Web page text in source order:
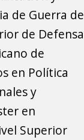
de Guerra
de Defensa
de
en Política
y
en
Superior